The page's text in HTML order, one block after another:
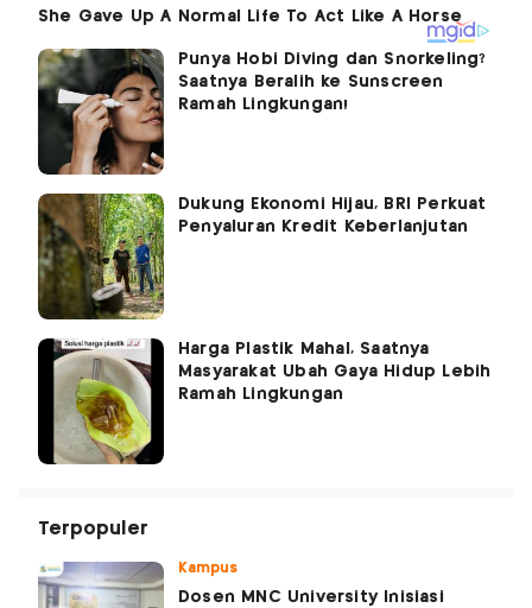
Punya Hobi Diving dan Snorkeling?
Saatnya Beralih ke Sunscreen
Ramah Lingkungan!
Dukung Ekonomi Hijau, BRI Perkuat
Penyaluran Kredit Keberlanjutan
Harga Plastik Mahal, Saatnya
Masyarakat Ubah Gaya Hidup Lebih
Ramah Lingkungan
Terpopuler
Kampus
Dosen MNC University Inisiasi